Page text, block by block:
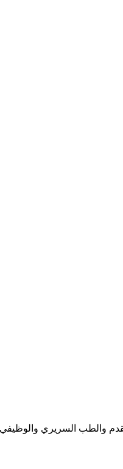
والطب السريري